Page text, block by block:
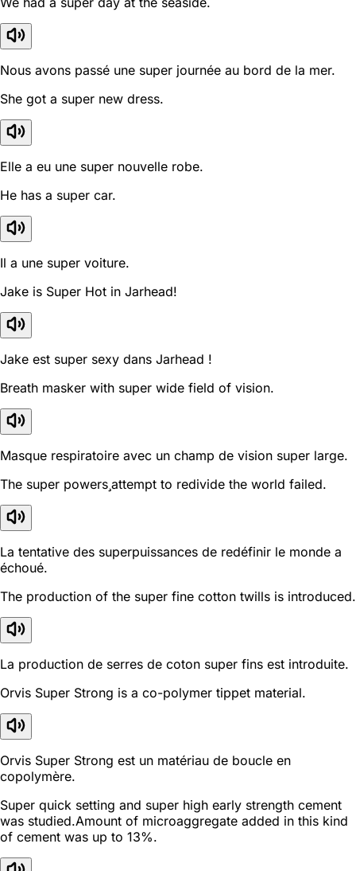
Nous avons passé une super journée au bord de la mer.
She got a super new dress.
Elle a eu une super nouvelle robe.
He has a super car.
Il a une super voiture.
Jake is Super Hot in Jarhead!
Jake est super sexy dans Jarhead !
Breath masker with super wide field of vision.
Masque respiratoire avec un champ de vision super large.
The super powersattempt to redivide the world failed.
La tentative des superpuissances de redéfinir le monde a
échoué.
The production of the super fine cotton twills is introduced.
La production de serres de coton super fins est introduite.
Orvis Super Strong is a co-polymer tippet material.
Orvis Super Strong est un matériau de boucle en
copolymère.
Super quick setting and super high early strength cement
was studied.Amount of microaggregate added in this kind
of cement was up to 13%.